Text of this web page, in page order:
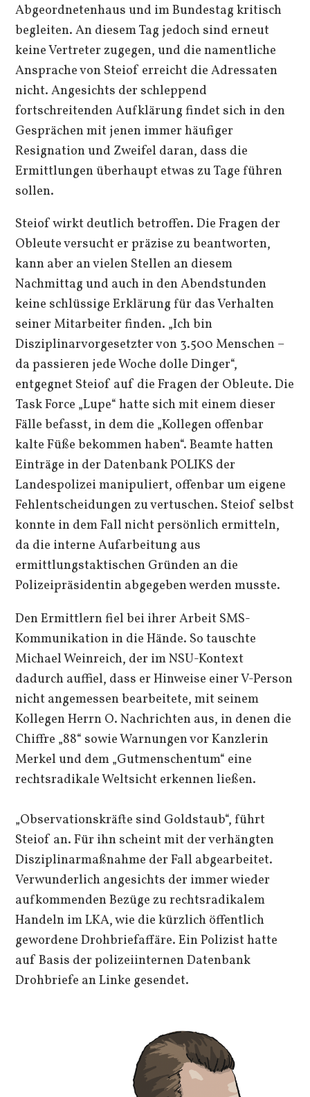
Abgeordnetenhaus und im Bundestag kritisch
begleiten. An diesem Tag jedoch sind erneut
keine Vertreter zugegen, und die namentliche
Ansprache von Steiof erreicht die Adressaten
nicht. Angesichts der schleppend
fortschreitenden Aufklärung findet sich in den
Gesprächen mit jenen immer häufiger
Resignation und Zweifel daran, dass die
Ermittlungen überhaupt etwas zu Tage führen
sollen.
Steiof wirkt deutlich betroffen. Die Fragen der
Obleute versucht er präzise zu beantworten,
kann aber an vielen Stellen an diesem
Nachmittag und auch in den Abendstunden
keine schlüssige Erklärung für das Verhalten
seiner Mitarbeiter finden. „Ich bin
Disziplinarvorgesetzter von 3.500 Menschen –
da passieren jede Woche dolle Dinger“,
entgegnet Steiof auf die Fragen der Obleute. Die
Task Force „Lupe“ hatte sich mit einem dieser
Fälle befasst, in dem die „Kollegen offenbar
kalte Füße bekommen haben“. Beamte hatten
Einträge in der Datenbank POLIKS der
Landespolizei manipuliert, offenbar um eigene
Fehlentscheidungen zu vertuschen. Steiof selbst
konnte in dem Fall nicht persönlich ermitteln,
da die interne Aufarbeitung aus
ermittlungstaktischen Gründen an die
Polizeipräsidentin abgegeben werden musste.
Den Ermittlern fiel bei ihrer Arbeit SMS-
Kommunikation in die Hände. So tauschte
Michael Weinreich, der im NSU-Kontext
dadurch auffiel, dass er Hinweise einer V-Person
nicht angemessen bearbeitete, mit seinem
Kollegen Herrn O. Nachrichten aus, in denen die
Chiffre „88“ sowie Warnungen vor Kanzlerin
Merkel und dem „Gutmenschentum“ eine
rechtsradikale Weltsicht erkennen ließen.
„Observationskräfte sind Goldstaub“, führt
Steiof an. Für ihn scheint mit der verhängten
Disziplinarmaßnahme der Fall abgearbeitet.
Verwunderlich angesichts der immer wieder
aufkommenden Bezüge zu rechtsradikalem
Handeln im LKA, wie die kürzlich öffentlich
gewordene Drohbriefaffäre. Ein Polizist hatte
auf Basis der polizeiinternen Datenbank
Drohbriefe an Linke gesendet.